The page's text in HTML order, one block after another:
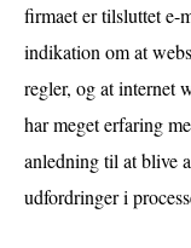
firmaet er tilsluttet
indikation om at
regler, og at internet
har meget erfaring
anledning til at blive
udfordringer i